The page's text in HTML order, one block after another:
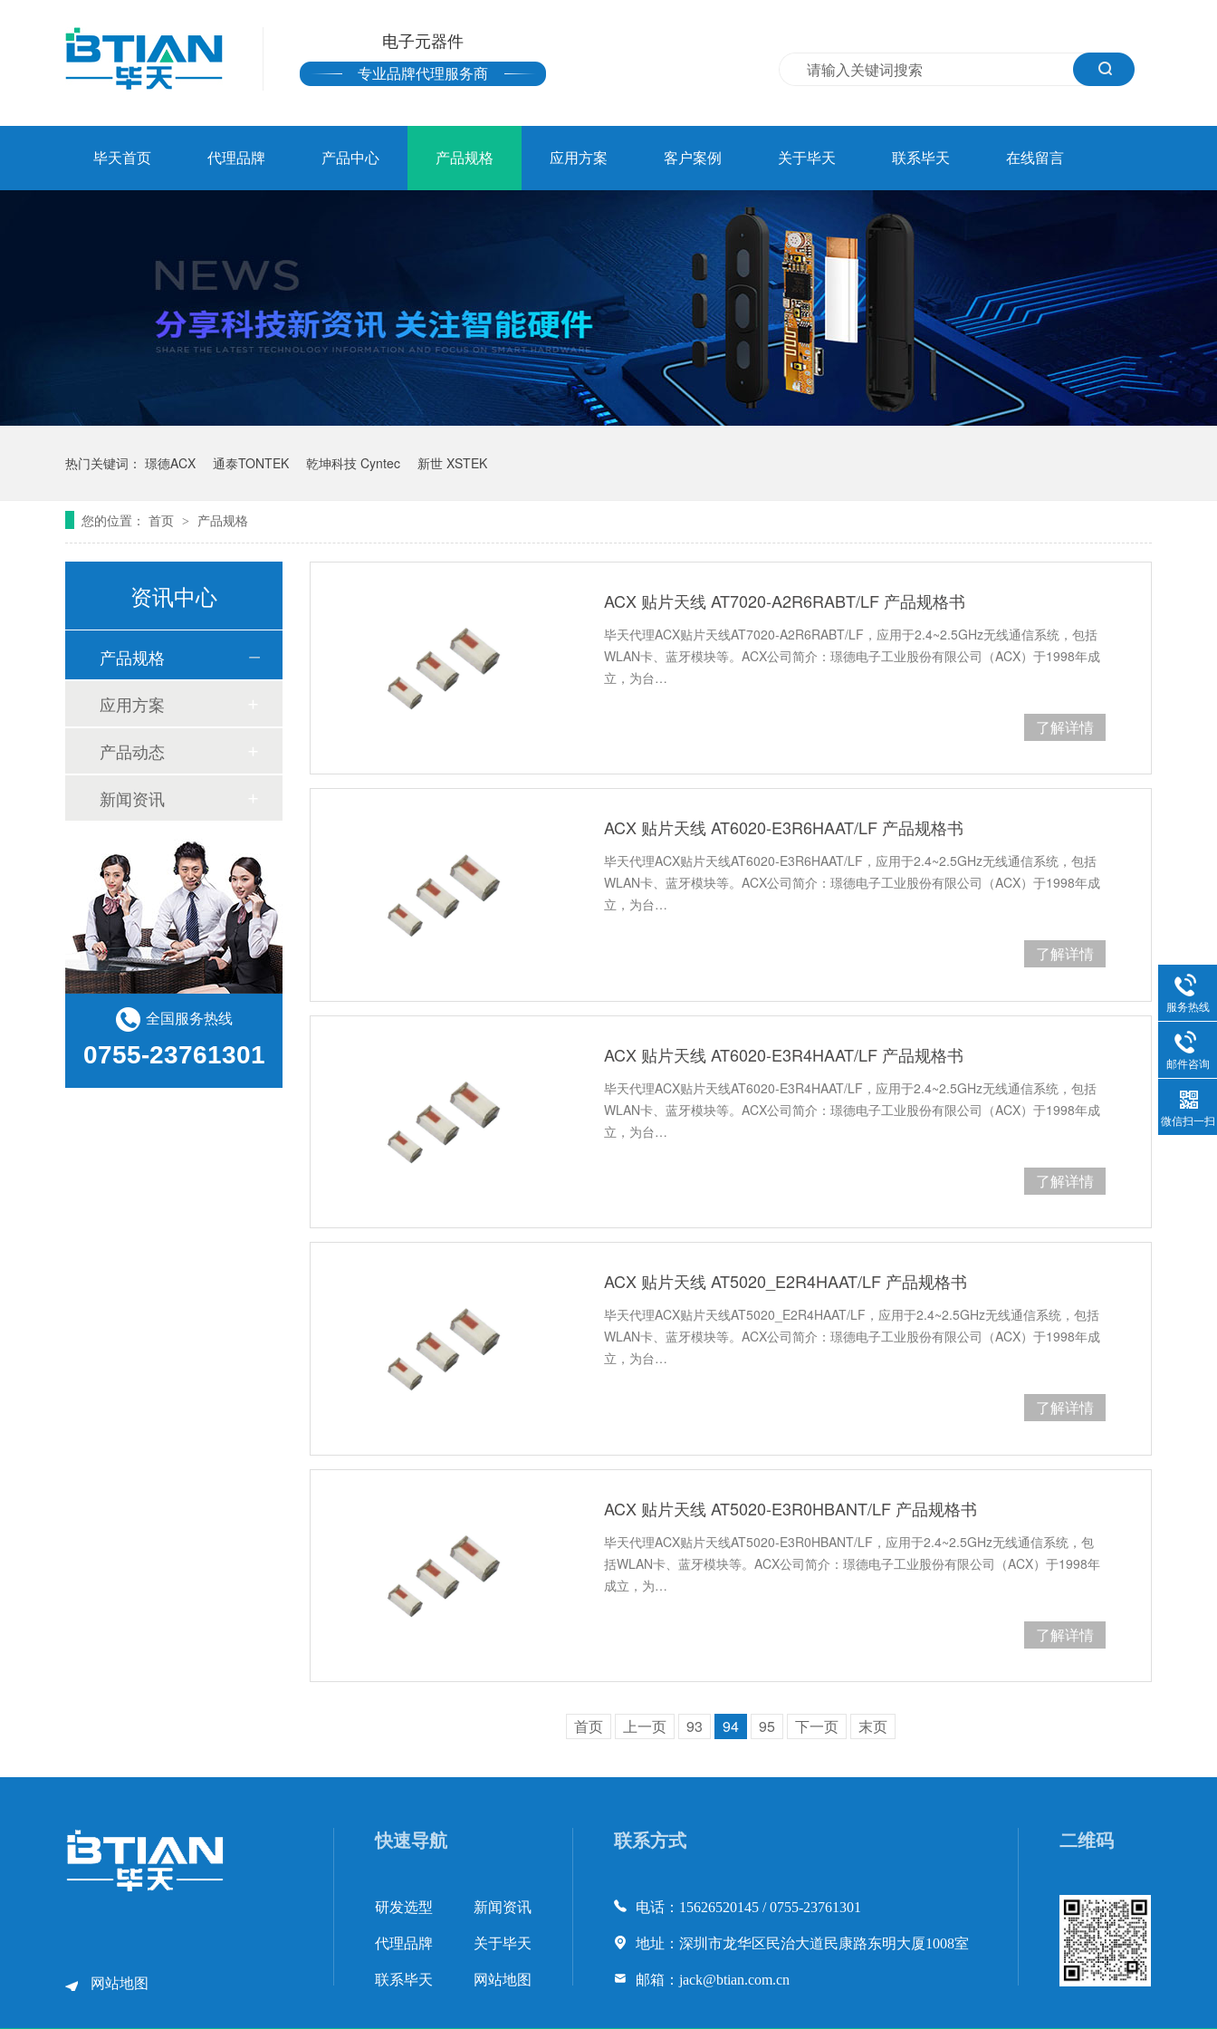
电子元器件
专业品牌代理服务商
毕天首页 代理品牌 产品中心 产品规格 应用方案 客户案例 关于毕天 联系毕天 在线留言
热门关键词： 璟德ACX 通泰TONTEK 乾坤科技 Cyntec 新世 XSTEK
您的位置： 首页 > 产品规格
ACX 贴片天线 AT7020-A2R6RABT/LF 产品规格书
毕天代理ACX贴片天线AT7020-A2R6RABT/LF，应用于2.4~2.5GHz无线通信系统，包括
WLAN卡、蓝牙模块等。ACX公司简介：璟德电子工业股份有限公司（ACX）于1998年成
立，为台…
了解详情
ACX 贴片天线 AT6020-E3R6HAAT/LF 产品规格书
毕天代理ACX贴片天线AT6020-E3R6HAAT/LF，应用于2.4~2.5GHz无线通信系统，包括
WLAN卡、蓝牙模块等。ACX公司简介：璟德电子工业股份有限公司（ACX）于1998年成
立，为台…
了解详情
ACX 贴片天线 AT6020-E3R4HAAT/LF 产品规格书
毕天代理ACX贴片天线AT6020-E3R4HAAT/LF，应用于2.4~2.5GHz无线通信系统，包括
WLAN卡、蓝牙模块等。ACX公司简介：璟德电子工业股份有限公司（ACX）于1998年成
立，为台…
了解详情
ACX 贴片天线 AT5020_E2R4HAAT/LF 产品规格书
毕天代理ACX贴片天线AT5020_E2R4HAAT/LF，应用于2.4~2.5GHz无线通信系统，包括
WLAN卡、蓝牙模块等。ACX公司简介：璟德电子工业股份有限公司（ACX）于1998年成
立，为台…
了解详情
ACX 贴片天线 AT5020-E3R0HBANT/LF 产品规格书
毕天代理ACX贴片天线AT5020-E3R0HBANT/LF，应用于2.4~2.5GHz无线通信系统，包
括WLAN卡、蓝牙模块等。ACX公司简介：璟德电子工业股份有限公司（ACX）于1998年
成立，为…
了解详情
首页 上一页 93 94 95 下一页 末页
资讯中心
产品规格
应用方案
产品动态
新闻资讯
全国服务热线
0755-23761301
二维码
网站地图
快速导航
研发选型 新闻资讯
代理品牌 关于毕天
联系毕天 网站地图
联系方式
电话：15626520145 / 0755-23761301
地址：深圳市龙华区民治大道民康路东明大厦1008室
邮箱：jack@btian.com.cn
服务热线
邮件咨询
微信扫一扫